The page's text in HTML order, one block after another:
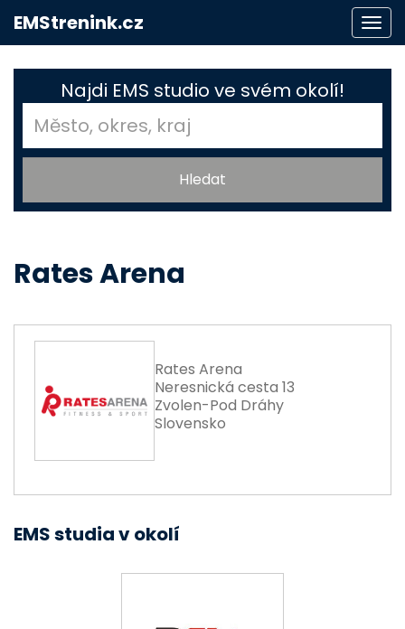
EMStrenink.cz
Najdi EMS studio ve svém okolí!
Rates Arena
Rates Arena
Neresnická cesta 13
Zvolen-Pod Dráhy
Slovensko
EMS studia v okolí